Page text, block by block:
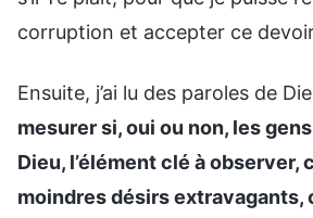
corruption et accepter ce
Ensuite, j’ai lu des paroles de
mesurer si, oui ou non, les
Dieu, l’élément clé à observer,
moindres désirs extravagants,